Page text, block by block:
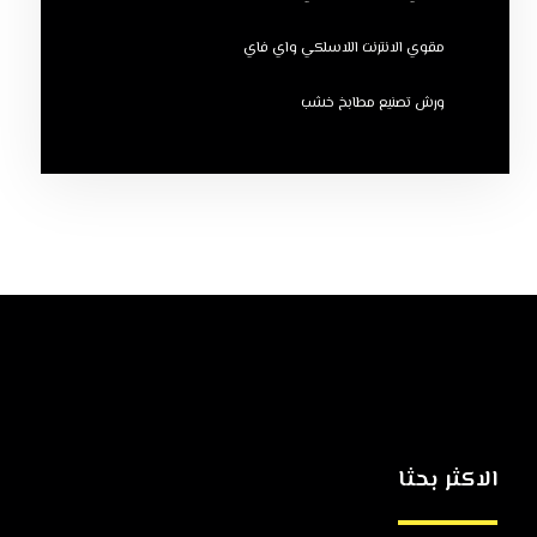
مقوي الانترنت اللاسلكي واي فاي
ورش تصنيع مطابخ خشب
الاكثر بحثا